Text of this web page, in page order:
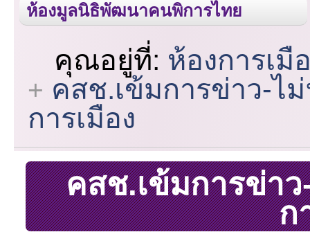
ห้องมูลนิธิพัฒนาคนพิการไทย
คุณอยู่ที่: ห้องการเมื
คสช.เข้มการข่าว-ไ
การเมือง
คสช.เข้มการข่าว
ก